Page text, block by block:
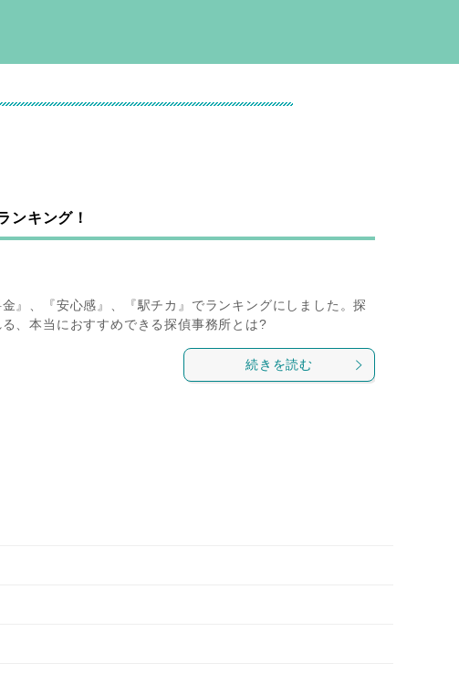
ンキング！
』、『安心感』、『駅チカ』でランキングにしました。探
、本当におすすめできる探偵事務所とは?
続きを読む